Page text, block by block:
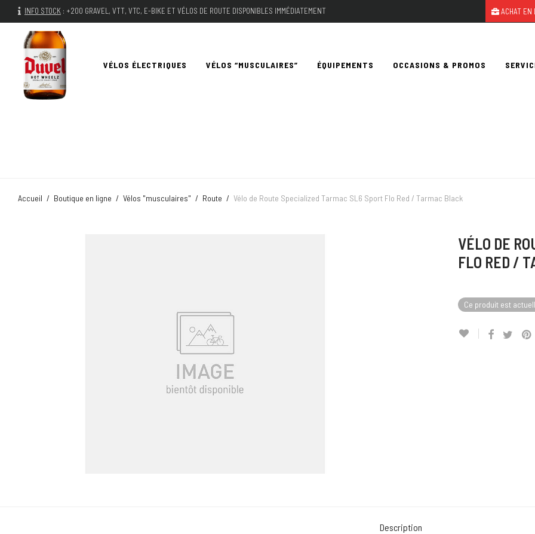
INFO STOCK : +200 GRAVEL, VTT, VTC, E-BIKE ET VÉLOS DE ROUTE DISPONIBLES IMMÉDIATEMENT ACHAT EN
VÉLOS ÉLECTRIQUES VÉLOS “MUSCULAIRES” ÉQUIPEMENTS OCCASIONS & PROMOS
Accueil / Boutique en ligne / Vélos "musculaires" / Route / Vélo de Route Specialized Tarmac SL6 Sport Flo Red / Tarmac Black
VÉLO DE
FLO RED /
Ce produit est
Description